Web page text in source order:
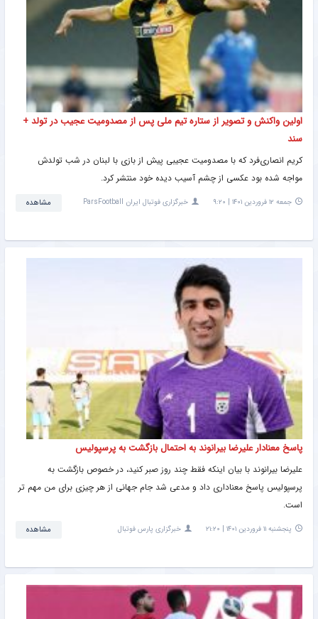
اولین واکنش و تصویر از ستاره تیم ملی پس از مصدومیت عجیب در تولد +
سند
کریم انصاری‌فرد که با مصدومیت عجیبی پیش از بازی با لبنان در شب تولدش
مواجه شده بود عکسی از چشم آسیب دیده خود منتشر کرد.
جمعه ۱۲ فروردین ۱۴۰۱ | ۹:۲۰ خبرگزاری فوتبال ایران ParsFootball مشاهده
پاسخ معنادار علیرضا بیرانوند به احتمال بازگشت به پرسپولیس
علیرضا بیرانوند با بیان اینکه فقط چند روز صبر کنید، در خصوص بازگشت به
پرسپولیس پاسخ معناداری داد و مدعی شد جام جهانی از هر چیزی برای من مهم تر
است.
پنجشنبه ۱۱ فروردین ۱۴۰۱ | ۲۱:۲۰ خبرگزاری پارس فوتبال مشاهده